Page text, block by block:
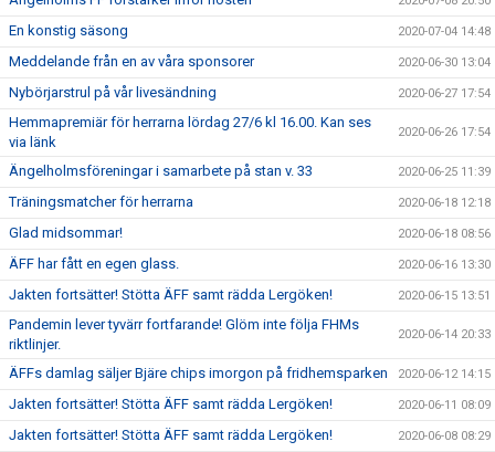
En konstig säsong 2020-07-04 14:48
Meddelande från en av våra sponsorer 2020-06-30 13:04
Nybörjarstrul på vår livesändning 2020-06-27 17:54
Hemmapremiär för herrarna lördag 27/6 kl 16.00. Kan ses
via länk
2020-06-26 17:54
Ängelholmsföreningar i samarbete på stan v. 33 2020-06-25 11:39
Träningsmatcher för herrarna 2020-06-18 12:18
Glad midsommar! 2020-06-18 08:56
ÄFF har fått en egen glass. 2020-06-16 13:30
Jakten fortsätter! Stötta ÄFF samt rädda Lergöken! 2020-06-15 13:51
Pandemin lever tyvärr fortfarande! Glöm inte följa FHMs
riktlinjer.
2020-06-14 20:33
ÄFFs damlag säljer Bjäre chips imorgon på fridhemsparken 2020-06-12 14:15
Jakten fortsätter! Stötta ÄFF samt rädda Lergöken! 2020-06-11 08:09
Jakten fortsätter! Stötta ÄFF samt rädda Lergöken! 2020-06-08 08:29